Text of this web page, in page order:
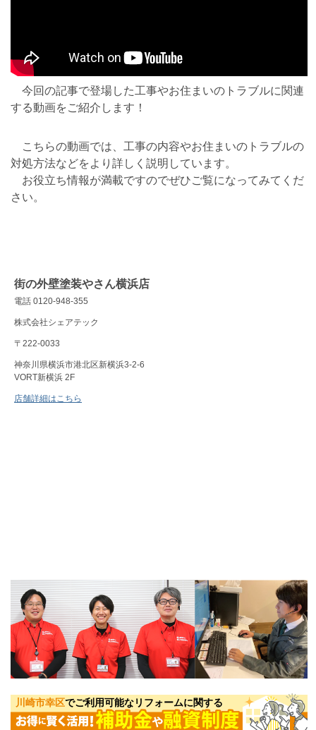
今回の記事で登場した工事やお住まいのトラブルに関連
する動画をご紹介します！
こちらの動画では、工事の内容やお住まいのトラブルの
対処方法などをより詳しく説明しています。
お役立ち情報が満載ですのでぜひご覧になってみてくだ
さい。
街の外壁塗装やさん横浜店
電話 0120-948-355
株式会社シェアテック
〒222-0033
神奈川県横浜市港北区新横浜3-2-6
VORT新横浜 2F
店舗詳細はこちら
川崎市幸区でご利用可能なリフォームに関する